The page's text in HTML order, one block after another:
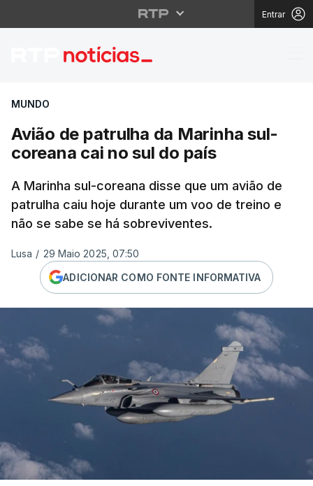
Entrar
Avião de patrulha da
MUNDO
Avião de patrulha da Marinha sul-
coreana cai no sul do país
A Marinha sul-coreana disse que um avião de
patrulha caiu hoje durante um voo de treino e
não se sabe se há sobreviventes.
Lusa / 29 Maio 2025, 07:50
ADICIONAR COMO FONTE INFORMATIVA